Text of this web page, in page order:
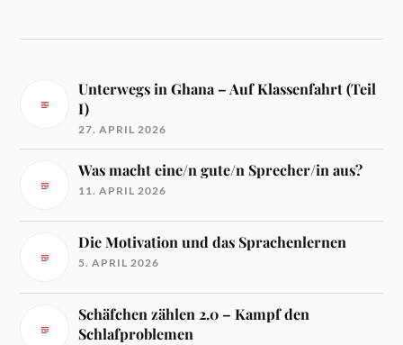
Unterwegs in Ghana – Auf Klassenfahrt (Teil
I)
27. APRIL 2026
Was macht eine/n gute/n Sprecher/in aus?
11. APRIL 2026
Die Motivation und das Sprachenlernen
5. APRIL 2026
Schäfchen zählen 2.0 – Kampf den
Schlafproblemen